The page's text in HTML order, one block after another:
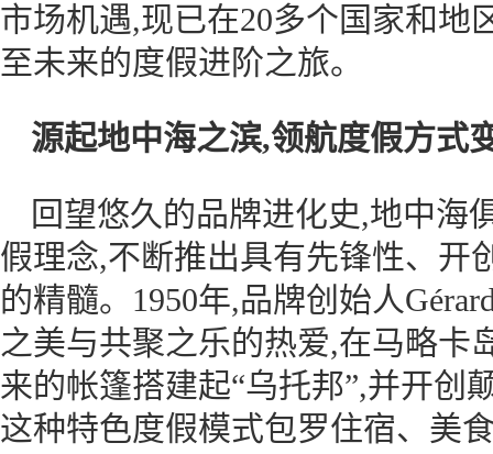
市场机遇,现已在20多个国家和地
至未来的度假进阶之旅。
源起地中海之滨,领航度假方式
回望悠久的品牌进化史,地中海
假理念,不断推出具有先锋性、开
的精髓。1950年,品牌创始人
之美与共聚之乐的热爱,在马略卡
来的帐篷搭建起“乌托邦”,并开创
这种特色度假模式包罗住宿、美